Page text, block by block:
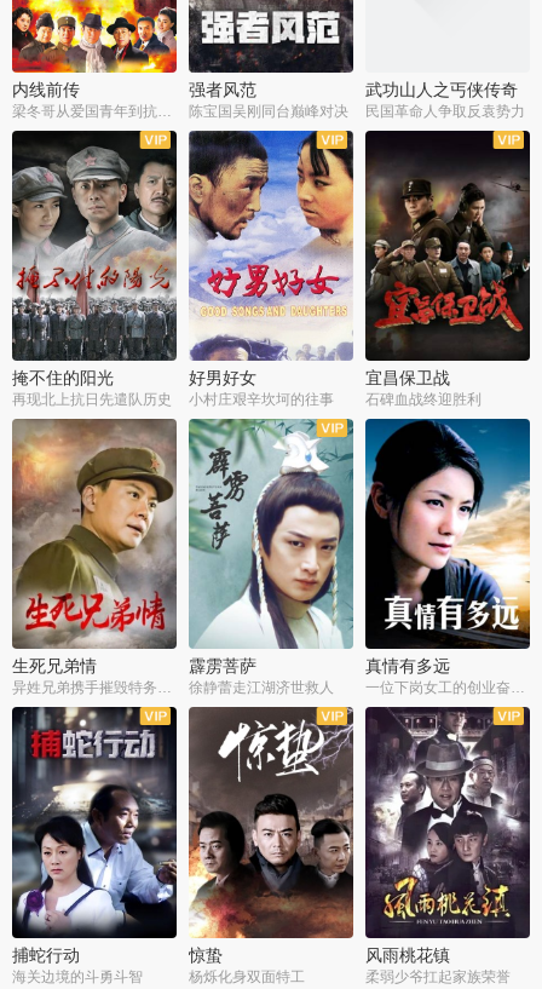
内线前传 强者风范
陈宝国吴刚同台巅峰对决
武功山人之丐侠传奇
民国革命人争取反袁势力
全38集
掩不住的阳光
再现北上抗日先遣队历史
全9集
好男好女
小村庄艰辛坎坷的往事
全35集
宜昌保卫战
石碑血战终迎胜利
全37集
生死兄弟情
异姓兄弟携手摧毁特务阴谋
全40集
霹雳菩萨
徐静蕾走江湖济世救人
全25集
真情有多远
一位下岗女工的创业奋斗史
全22集
捕蛇行动
海关边境的斗勇斗智
全39集
惊蛰
杨烁化身双面特工
全36集
风雨桃花镇
柔弱少爷扛起家族荣誉